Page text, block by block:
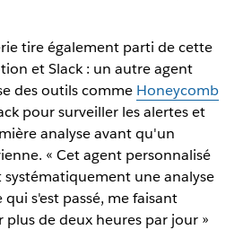
tire également parti de cette
et Slack : un autre agent
des outils comme Honeycomb
pour surveiller les alertes et
analyse avant qu'un
« Cet agent personnalisé
systématiquement une analyse
s'est passé, me faisant
de deux heures par jour »